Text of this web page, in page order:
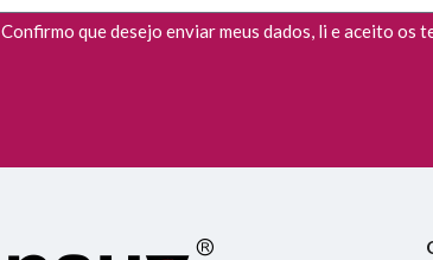
Confirmo que desejo enviar meus dados, li e aceito os